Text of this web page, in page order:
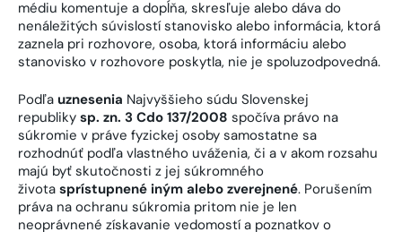
médiu komentuje a dopĺňa, skresľuje alebo dáva do
nenáležitých súvislostí stanovisko alebo informácia, ktorá
zaznela pri rozhovore, osoba, ktorá informáciu alebo
stanovisko v rozhovore poskytla, nie je spoluzodpovedná.
Podľa uznesenia Najvyššieho súdu Slovenskej
republiky sp. zn. 3 Cdo 137/2008 spočíva právo na
súkromie v práve fyzickej osoby samostatne sa
rozhodnúť podľa vlastného uváženia, či a v akom rozsahu
majú byť skutočnosti z jej súkromného
života sprístupnené iným alebo zverejnené. Porušením
práva na ochranu súkromia pritom nie je len
neoprávnené získavanie vedomostí a poznatkov o